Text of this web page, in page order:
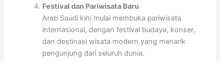
Festival dan Pariwisata Baru
Arab Saudi kini mulai membuka pariwisata
internasional, dengan festival budaya, konser,
dan destinasi wisata modern yang menarik
pengunjung dari seluruh dunia.